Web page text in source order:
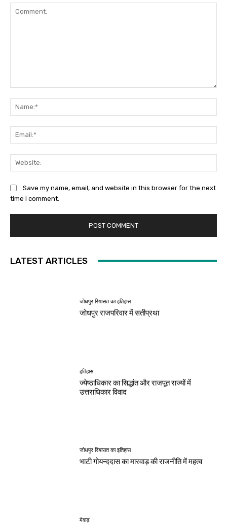
Save my name, email, and website in this browser for the next
time I comment.
LATEST ARTICLES
जोधपुर रियासत का इतिहास
जोधपुर राजपरिवार में सतीप्रथा
इतिहास
ज्येष्ठाधिकार का सिद्धांत और राजपूत राज्यों में
उत्तराधिकार विवाद
जोधपुर रियासत का इतिहास
भाटी गोयन्ददास का मारवाड़ की राजनीति में महत्व
मेवाड़